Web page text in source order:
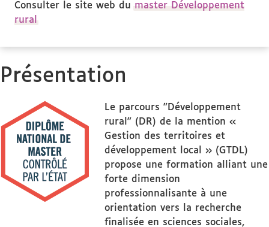
Consulter le site web du master Développement
rural
Présentation
Le parcours "Développement
rural" (DR) de la mention «
Gestion des territoires et
développement local » (GTDL)
propose une formation alliant une
forte dimension
professionnalisante à une
orientation vers la recherche
finalisée en sciences sociales,